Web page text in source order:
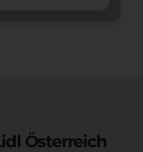
Österreich